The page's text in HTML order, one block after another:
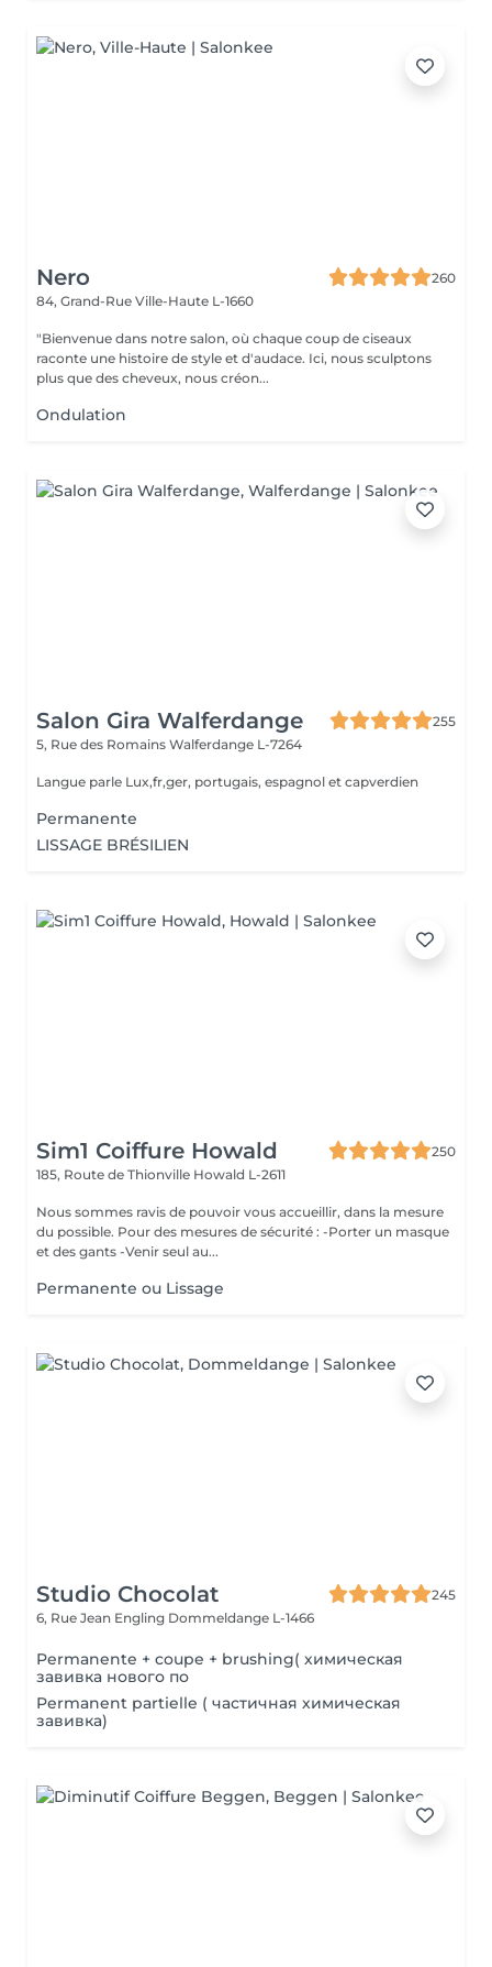
Nero
260
84, Grand-Rue Ville-Haute L-1660
"Bienvenue dans notre salon, où chaque coup de ciseaux
raconte une histoire de style et d'audace. Ici, nous sculptons
plus que des cheveux, nous créon...
Ondulation
Salon Gira Walferdange
255
5, Rue des Romains Walferdange L-7264
Langue parle Lux,fr,ger, portugais, espagnol et capverdien
Permanente
LISSAGE BRÉSILIEN
Sim1 Coiffure Howald
250
185, Route de Thionville Howald L-2611
Nous sommes ravis de pouvoir vous accueillir, dans la mesure
du possible. Pour des mesures de sécurité : -Porter un masque
et des gants -Venir seul au...
Permanente ou Lissage
Studio Chocolat
245
6, Rue Jean Engling Dommeldange L-1466
Permanente + coupe + brushing( химическая
завивка нового по
Permanent partielle ( частичная химическая
завивка)